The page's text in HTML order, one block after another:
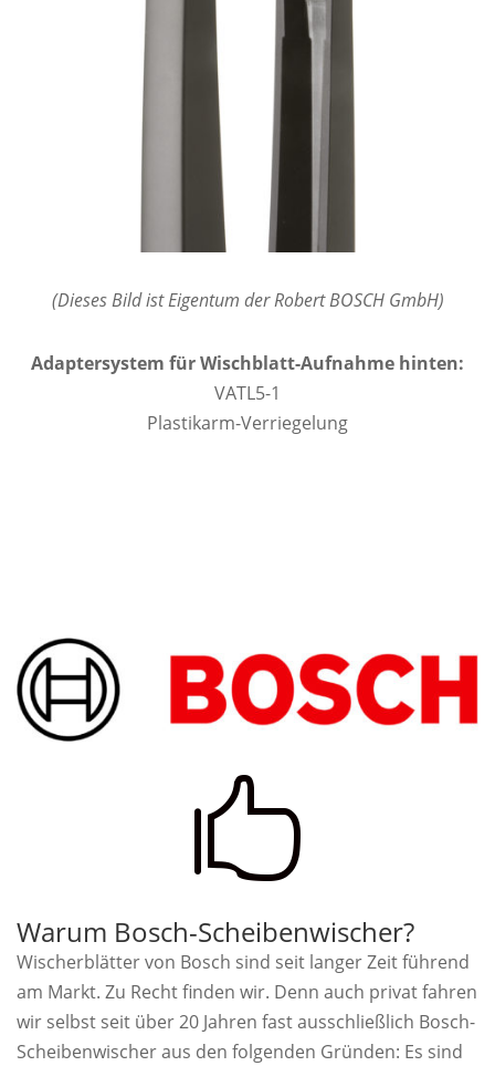
(Dieses Bild ist Eigentum der Robert BOSCH GmbH)
Adaptersystem für Wischblatt-Aufnahme hinten:
VATL5-1
Plastikarm-Verriegelung

Warum Bosch-Scheibenwischer?
Wischerblätter von Bosch sind seit langer Zeit führend
am Markt. Zu Recht finden wir. Denn auch privat fahren
wir selbst seit über 20 Jahren fast ausschließlich Bosch-
Scheibenwischer aus den folgenden Gründen: Es sind